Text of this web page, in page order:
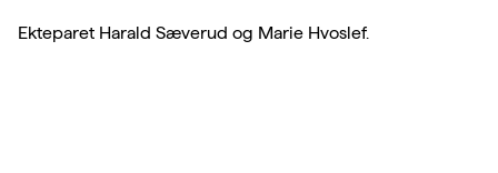
Ekteparet Harald Sæverud og Marie Hvoslef.